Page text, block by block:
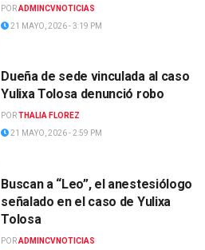
PORADMINCVNOTICIAS
21 MAYO, 2026 - 3:19 PM
Dueña de sede vinculada al caso
Yulixa Tolosa denunció robo
PORTHALIA FLOREZ
21 MAYO, 2026 - 2:59 PM
Buscan a “Leo”, el anestesiólogo
señalado en el caso de Yulixa
Tolosa
PORADMINCVNOTICIAS